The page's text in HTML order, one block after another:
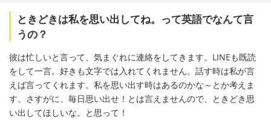
ときどきは私を思い出してね。って英語でなんて言
うの？
彼は忙しいと言って、気まぐれに連絡をしてきます。LINEも既読
をして一言。好きも文字では入れてくれません。話す時は私が言
えば言ってくれます。私を思い出す時はあるのかな～とか考えま
す。さすがに、毎日思い出せ！とは言えませんので、ときどき思
い出してほしいな。と思って！